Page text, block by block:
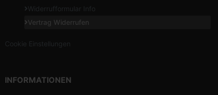
Widerrufformular Info
Vertrag Widerrufen
Cookie Einstellungen
INFORMATIONEN